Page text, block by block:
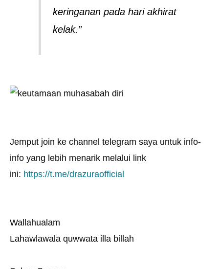
keringanan pada hari akhirat
kelak.”
Jemput join ke channel telegram saya untuk info-
info yang lebih menarik melalui link
ini: https://t.me/drazuraofficial
Wallahualam
Lahawlawala quwwata illa billah